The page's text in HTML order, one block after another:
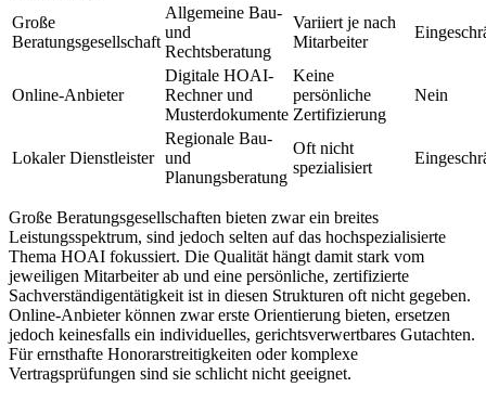
Große
Beratungsgesellschaft
Allgemeine Bau-
und
Rechtsberatung
Variiert je nach
Mitarbeiter
Online-Anbieter
Digitale HOAI-
Rechner und
Musterdokumente
Keine
persönliche
Zertifizierung
Nein
Lokaler Dienstleister
Regionale Bau-
und
Planungsberatung
Oft nicht
spezialisiert
Große Beratungsgesellschaften bieten zwar ein breites
Leistungsspektrum, sind jedoch selten auf das hochspezialisierte
Thema HOAI fokussiert. Die Qualität hängt damit stark vom
jeweiligen Mitarbeiter ab und eine persönliche, zertifizierte
Sachverständigentätigkeit ist in diesen Strukturen oft nicht gegeben.
Online-Anbieter können zwar erste Orientierung bieten, ersetzen
jedoch keinesfalls ein individuelles, gerichtsverwertbares Gutachten.
Für ernsthafte Honorarstreitigkeiten oder komplexe
Vertragsprüfungen sind sie schlicht nicht geeignet.